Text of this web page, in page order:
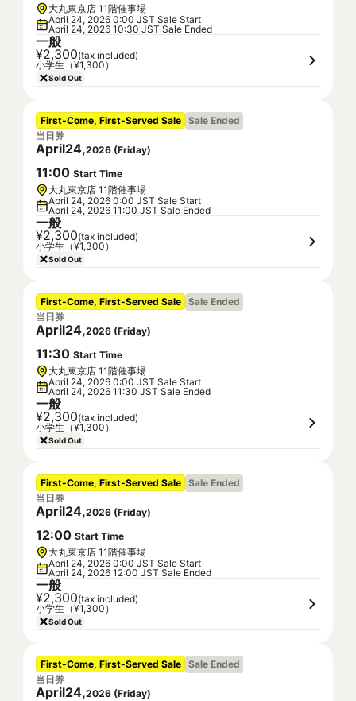
大丸東京店 11階催事場
April 24, 2026 0:00 JST Sale Start
April 24, 2026 10:30 JST Sale Ended
一般
¥2,300(tax included)
小学生（¥1,300）
Sold Out
First-Come, First-Served Sale Sale Ended
当日券
April24,2026 (Friday)
11:00 Start Time
大丸東京店 11階催事場
April 24, 2026 0:00 JST Sale Start
April 24, 2026 11:00 JST Sale Ended
一般
¥2,300(tax included)
小学生（¥1,300）
Sold Out
First-Come, First-Served Sale Sale Ended
当日券
April24,2026 (Friday)
11:30 Start Time
大丸東京店 11階催事場
April 24, 2026 0:00 JST Sale Start
April 24, 2026 11:30 JST Sale Ended
一般
¥2,300(tax included)
小学生（¥1,300）
Sold Out
First-Come, First-Served Sale Sale Ended
当日券
April24,2026 (Friday)
12:00 Start Time
大丸東京店 11階催事場
April 24, 2026 0:00 JST Sale Start
April 24, 2026 12:00 JST Sale Ended
一般
¥2,300(tax included)
小学生（¥1,300）
Sold Out
First-Come, First-Served Sale Sale Ended
当日券
April24,2026 (Friday)